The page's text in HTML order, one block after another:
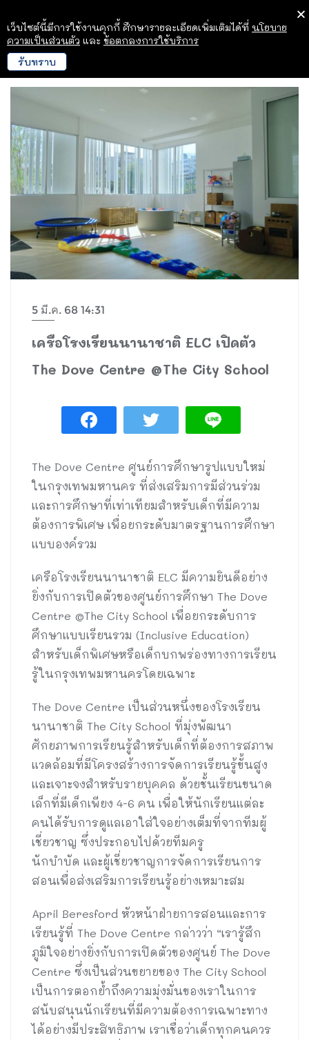
5 มี.ค. 68 14:31
เครือโรงเรียนนานาชาติ ELC เปิดตัว
The Dove Centre @The City School
The Dove Centre ศูนย์การศึกษารูปแบบใหม่
ในกรุงเทพมหานคร ที่ส่งเสริมการมีส่วนร่วม
และการศึกษาที่เท่าเทียมสำหรับเด็กที่มีความ
ต้องการพิเศษ เพื่อยกระดับมาตรฐานการศึกษา
แบบองค์รวม
เครือโรงเรียนนานาชาติ ELC มีความยินดีอย่าง
ยิ่งกับการเปิดตัวของศูนย์การศึกษา The Dove
Centre @The City School เพื่อยกระดับการ
ศึกษาแบบเรียนรวม (Inclusive Education)
สำหรับเด็กพิเศษหรือเด็กบกพร่องทางการเรียน
รู้ในกรุงเทพมหานครโดยเฉพาะ
The Dove Centre เป็นส่วนหนึ่งของโรงเรียน
นานาชาติ The City School ที่มุ่งพัฒนา
ศักยภาพการเรียนรู้สำหรับเด็กที่ต้องการสภาพ
แวดล้อมที่มีโครงสร้างการจัดการเรียนรู้ขั้นสูง
และเจาะจงสำหรับรายบุคคล ด้วยชั้นเรียนขนาด
เล็กที่มีเด็กเพียง 4-6 คน เพื่อให้นักเรียนแต่ละ
คนได้รับการดูแลเอาใส่ใจอย่างเต็มที่จากทีมผู้
เชี่ยวชาญ ซึ่งประกอบไปด้วยทีมครู
นักบำบัด และผู้เชี่ยวชาญการจัดการเรียนการ
สอนเพื่อส่งเสริมการเรียนรู้อย่างเหมาะสม
April Beresford หัวหน้าฝ่ายการสอนและการ
เรียนรู้ที่ The Dove Centre กล่าวว่า “เรารู้สึก
ภูมิใจอย่างยิ่งกับการเปิดตัวของศูนย์ The Dove
Centre ซึ่งเป็นส่วนขยายของ The City School
เป็นการตอกย้ำถึงความมุ่งมั่นของเราในการ
สนับสนุนนักเรียนที่มีความต้องการเฉพาะทาง
ได้อย่างมีประสิทธิภาพ เราเชื่อว่าเด็กทุกคนควร
เว็บไซต์นี้มีการใช้งานคุกกี้ ศึกษารายละเอียดเพิ่มเติมได้ที่ นโยบาย
ความเป็นส่วนตัว และ ข้อตกลงการใช้บริการ
รับทราบ